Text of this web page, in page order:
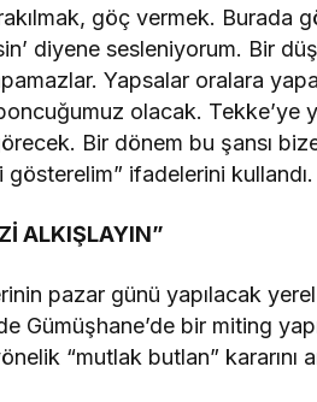
göç vermek. Burada
diyene sesleniyorum. Bir
Yapsalar oralara
olacak. Tekke’ye
Bir dönem bu şansı
ifadelerini kullandı.
ALKIŞLAYIN”
pazar günü yapılacak
Gümüşhane’de bir miting
“mutlak butlan”